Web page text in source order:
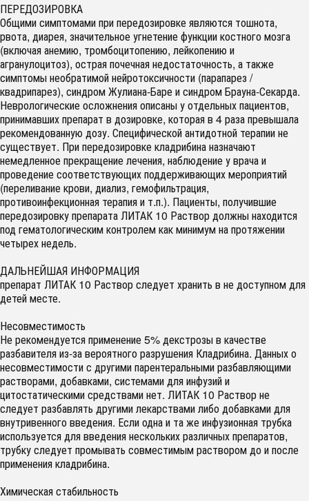
ПЕРЕДОЗИРОВКА
Общими симптомами при передозировке являются тошнота,
рвота, диарея, значительное угнетение функции костного мозга
(включая анемию, тромбоцитопению, лейкопению и
агранулоцитоз), острая почечная недостаточность, а также
симптомы необратимой нейротоксичности (парапарез /
квадрипарез), синдром Жулиана-Баре и синдром Брауна-Секарда.
Неврологические осложнения описаны у отдельных пациентов,
принимавших препарат в дозировке, которая в 4 раза превышала
рекомендованную дозу. Специфической антидотной терапии не
существует. При передозировке кладрибина назначают
немедленное прекращение лечения, наблюдение у врача и
проведение соответствующих поддерживающих мероприятий
(переливание крови, диализ, гемофильтрация,
противоинфекционная терапия и т.п.). Пациенты, получившие
передозировку препарата ЛИТАК 10 Раствор должны находится
под гематологическим контролем как минимум на протяжении
четырех недель.
ДАЛЬНЕЙШАЯ ИНФОРМАЦИЯ
препарат ЛИТАК 10 Раствор следует хранить в не доступном для
детей месте.
Несовместимость
Не рекомендуется применение 5% декстрозы в качестве
разбавителя из-за вероятного разрушения Кладрибина. Данных о
несовместимости с другими парентеральными разбавляющими
растворами, добавками, системами для инфузий и
цитостатическими средствами нет. ЛИТАК 10 Раствор не
следует разбавлять другими лекарствами либо добавками для
внутривенного введения. Если одна и та же инфузионная трубка
используется для введения нескольких различных препаратов,
трубку следует промывать совместимым раствором до и после
применения кладрибина.
Химическая стабильность